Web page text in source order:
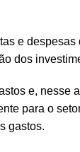
e
dos
e, nesse
para o
gastos.